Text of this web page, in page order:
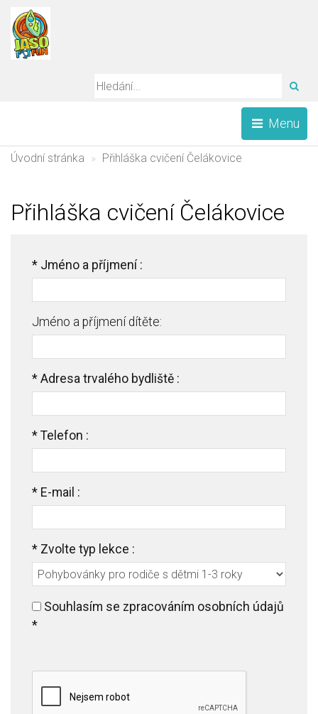
Menu
Úvodní stránka Přihláška cvičení Čelákovice
Přihláška cvičení Čelákovice
* Jméno a příjmení :
Jméno a příjmení dítěte:
* Adresa trvalého bydliště :
* Telefon :
* E-mail :
* Zvolte typ lekce :
Souhlasím se zpracováním osobních údajů
*